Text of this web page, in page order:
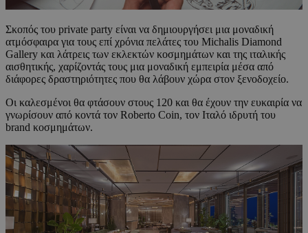
Σκοπός του private party είναι να δημιουργήσει μια μοναδική
ατμόσφαιρα για τους επί χρόνια πελάτες του Michalis Diamond
Gallery και λάτρεις των εκλεκτών κοσμημάτων και της ιταλικής
αισθητικής, χαρίζοντάς τους μια μοναδική εμπειρία μέσα από
διάφορες δραστηριότητες που θα λάβουν χώρα στον ξενοδοχείο.
Οι καλεσμένοι θα φτάσουν στους 120 και θα έχουν την ευκαιρία να
γνωρίσουν από κοντά τον Roberto Coin, τον Ιταλό ιδρυτή του
brand κοσμημάτων.